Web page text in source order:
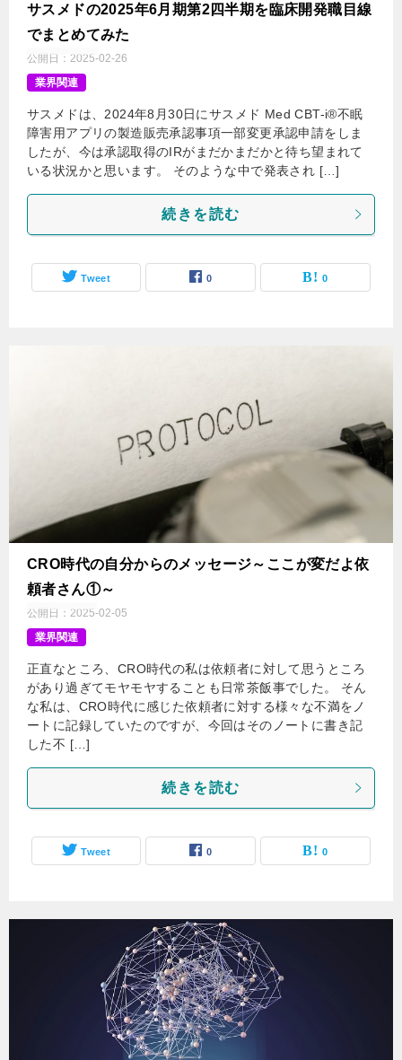
サスメドの2025年6月期第2四半期を臨床開発職目線
でまとめてみた
公開日： 2025-02-26
業界関連
サスメドは、2024年8月30日にサスメド Med CBT-i®不眠
障害用アプリの製造販売承認事項一部変更承認申請をしま
したが、今は承認取得のIRがまだかまだかと待ち望まれて
いる状況かと思います。 そのような中で発表され […]
続きを読む
Tweet 0 0
CRO時代の自分からのメッセージ～ここが変だよ依
頼者さん①～
公開日： 2025-02-05
業界関連
正直なところ、CRO時代の私は依頼者に対して思うところ
があり過ぎてモヤモヤすることも日常茶飯事でした。 そん
な私は、CRO時代に感じた依頼者に対する様々な不満をノ
ートに記録していたのですが、今回はそのノートに書き記
した不 […]
続きを読む
Tweet 0 0